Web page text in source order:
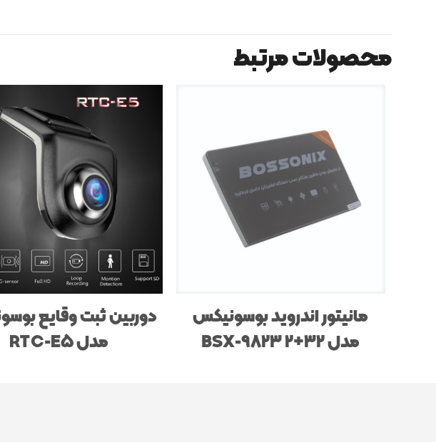
محصولات مرتبط
مانیتور اندروید بوسونیکس
مدل BSX-9823 2+32
دوربین ثبت وقایع
مدل RTC-E5